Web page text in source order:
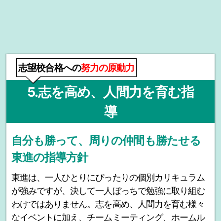
志望校合格への努力の原動力
5.志を高め、人間力を育む指
導
自分も勝って、周りの仲間も勝たせる
東進の指導方針
東進は、一人ひとりにぴったりの個別カリキュラム
が強みですが、決して一人ぼっちで勉強に取り組む
わけではありません。志を高め、人間力を育む様々
なイベントに加え、チームミーティング、ホームル